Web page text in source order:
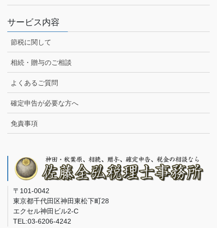
サービス内容
節税に関して
相続・贈与のご相談
よくあるご質問
確定申告が必要な方へ
免責事項
〒101-0042
東京都千代田区神田東松下町28
エクセル神田ビル2-C
TEL:03-6206-4242